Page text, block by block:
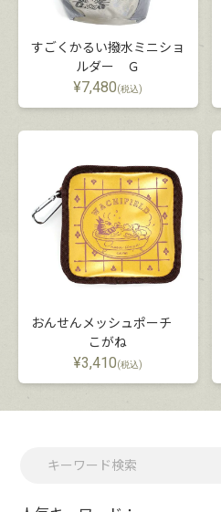
すごくかるい撥水ミニショ
ルダー Ｇ
¥7,480(税込)
おんせんメッシュポーチ
こがね
¥3,410(税込)